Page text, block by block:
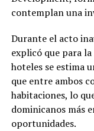
contemplan una
Durante el acto
explicó que para
hoteles se estima
que entre ambos
habitaciones, lo
dominicanos más
oportunidades.